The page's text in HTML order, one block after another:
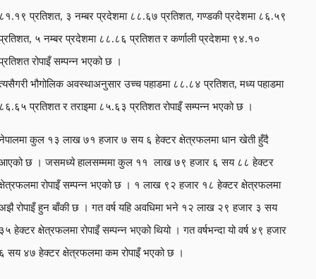
प्रतिशत, ३ नम्बर प्रदेशमा ८८.६७ प्रतिशत, गण्डकी प्रदेशमा ८६.५९
५ नम्बर प्रदेशमा ८८.८६ प्रतिशत र कर्णाली प्रदेशमा ९४.१०
रोपाइँ सम्पन्न भएको छ ।
भौगोलिक अवस्थाअनुसार उच्च पहाडमा ८८.८४ प्रतिशत, मध्य पहाडमा
प्रतिशत र तराइमा ८५.६३ प्रतिशत रोपाइँ सम्पन्न भएको छ ।
कुल १३लाख ७१ हजार ७ सय ६ हेक्टर क्षेत्रफलमा धान खेती हुँदै
छ । जसमध्ये हालसम्ममा कुल ११ लाख ७९ हजार ६ सय ८८ हेक्टर
रोपाइँ सम्पन्न भएको छ । १ लाख ९२ हजार १८ हेक्टर क्षेत्रफलमा
रोपाइँ हुन बाँकी छ । गत वर्ष यहि अवधिमा भने १२ लाख २९ हजार ३ सय
हेक्टर क्षेत्रफलमा रोपाइँ सम्पन्न भएको थियो । गत वर्षभन्दा यो वर्ष ४९ हजार
सय ४७ हेक्टर क्षेत्रफलमा कम रोपाइँ भएको छ ।